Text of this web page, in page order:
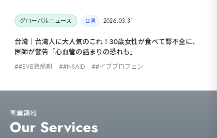
グローバルニュース 台湾 2026.03.31
台湾｜台湾人に大人気のこれ！30歳女性が食べて腎不全に、
医師が警告「心血管の詰まりの恐れも」
#EVE鎮痛剤 #NSAID #イブプロフェン
事業領域
Our Services